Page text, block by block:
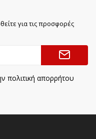
για τις προσφορές
πολιτική απορρήτου